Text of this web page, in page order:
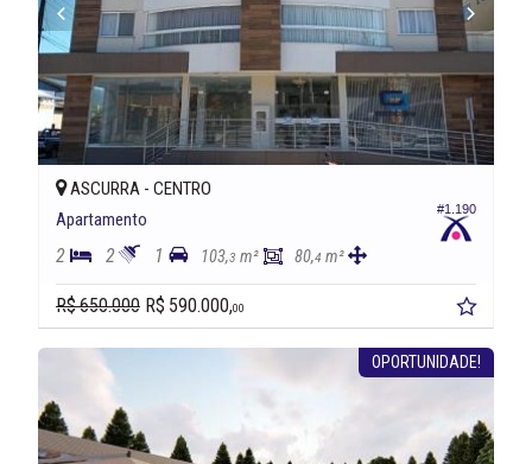
#1.190
ASCURRA - CENTRO
Apartamento
2 2 1 103,3 m² 80,4 m²
R$ 650.000 R$ 590.000,00
OPORTUNIDADE!